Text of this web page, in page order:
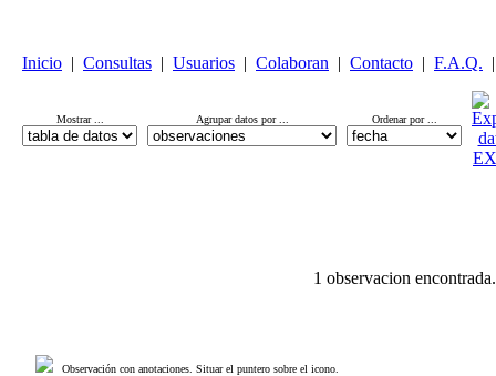
Inicio | Consultas | Usuarios | Colaboran | Contacto | F.A.Q. |
Mostrar ... Agrupar datos por ... Ordenar por ...
1 observacion encontrada.
Observación con anotaciones. Situar el puntero sobre el icono.